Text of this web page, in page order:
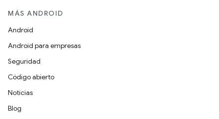
MÁS ANDROID
Android
Android para empresas
Seguridad
Código abierto
Noticias
Blog